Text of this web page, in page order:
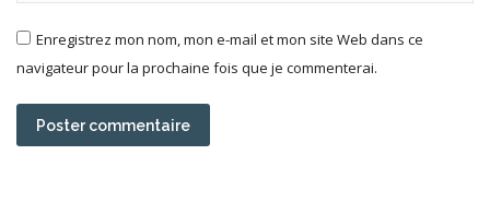
Enregistrez mon nom, mon e-mail et mon site Web dans ce
navigateur pour la prochaine fois que je commenterai.
Poster commentaire